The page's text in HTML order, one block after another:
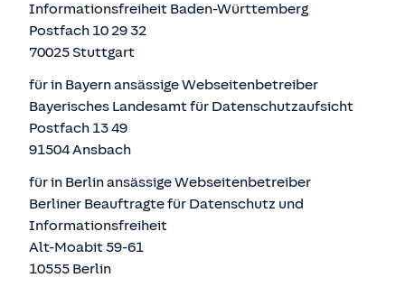
Informationsfreiheit Baden-Württemberg
Postfach 10 29 32
70025 Stuttgart
für in Bayern ansässige Webseitenbetreiber
Bayerisches Landesamt für Datenschutzaufsicht
Postfach 13 49
91504 Ansbach
für in Berlin ansässige Webseitenbetreiber
Berliner Beauftragte für Datenschutz und
Informationsfreiheit
Alt-Moabit 59-61
10555 Berlin